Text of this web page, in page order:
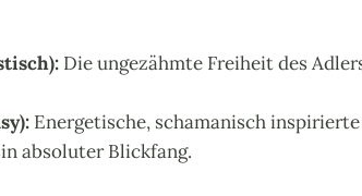
Die ungezähmte Freiheit des
Energetische, schamanisch
absoluter Blickfang.